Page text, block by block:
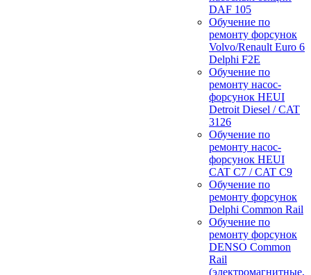
DAF 105
Обучение по
ремонту форсунок
Volvo/Renault Euro 6
Delphi F2E
Обучение по
ремонту насос-
форсунок HEUI
Detroit Diesel / CAT
3126
Обучение по
ремонту насос-
форсунок HEUI
CAT C7 / CAT C9
Обучение по
ремонту форсунок
Delphi Common Rail
Обучение по
ремонту форсунок
DENSO Common
Rail
(электромагнитные,